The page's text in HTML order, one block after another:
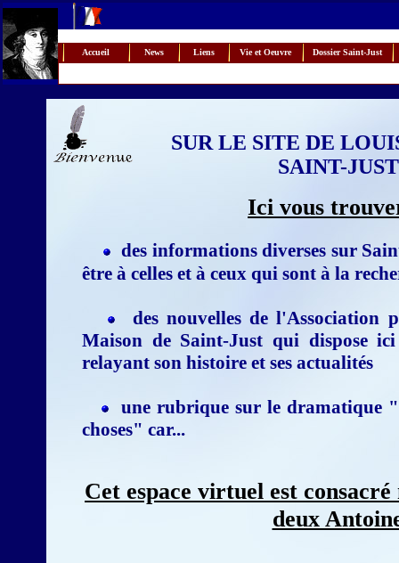
Accueil News Liens Vie et Oeuvre Dossier Saint-Just
SUR LE SITE DE
SAINT-
Ici vous
des informations diverses sur
être à celles et à ceux qui sont à la
des nouvelles de l'Association
Maison de Saint-Just qui dispose
relayant son histoire et ses actualités
une rubrique sur le dramatique
choses" car...
Cet espace virtuel est
deux